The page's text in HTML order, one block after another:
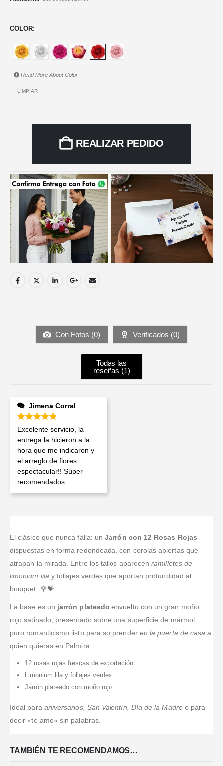
COLOR
Read More AboutColor
LIMPIAR
REALIZAR PEDIDO
Con Fotos (0) Verificados (0)
Todas las
reseñas (1)
Jimena Corral
Valorado en 5de 5
Excelente servicio, la
entrega la hicieron a la
hora que me indicaron y
el arreglo de flores
espectacular!! Súper
recomendados
El clásico que nunca falla: unJarrón con 12 Rosas Rojas
dispuestas en forma redondeada, con corolas abiertas que
atrapan la mirada. Entre los tallos aparecenramilletes de
limonium lilay follajes verdes que aportan profundidad al
bouquet. 🌹💝
La base es un jarrón plateado envuelto con un gran moño
rojo satinado, presentado sobre una superficie de mármol:
puro romanticismo listo para sorprender en la puerta de casa a
quien quieras en Palmira.
12 rosas rojas frescas de exportación
Limonium lila y follajes verdes
Jarrón plateado con moño rojo
Ideal para aniversarios, San Valentín, Día de la Madreo para
decir «te amo» sin palabras.
TAMBIÉN TE RECOMENDAMOS…